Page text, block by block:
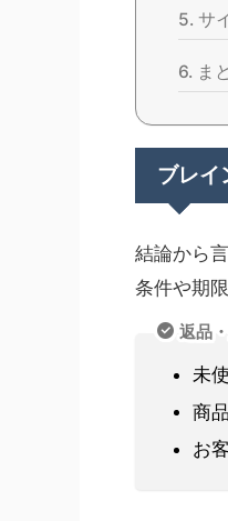
サ
ま
ブレイ
結論から
条件や期
返品
未
商
お